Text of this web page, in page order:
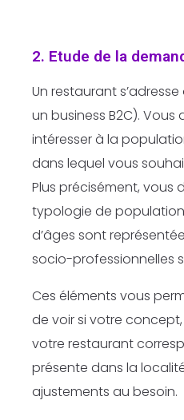
2. Etude de la
Un restaurant
un business B2C).
intéresser à la
dans lequel vous
Plus précisément, vous
typologie de
d’âges sont
socio-professionnelles
Ces éléments vous
de voir si votre
votre restaurant
présente dans la
ajustements au besoin.